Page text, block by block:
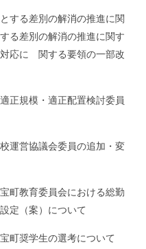
する差別の解消の推進に関
る差別の解消の推進に関す
応に 関する要領の一部改
正規模・適正配置検討委員
運営協議会委員の追加・変
町教育委員会における総勤
定（案）について
町奨学生の選考について